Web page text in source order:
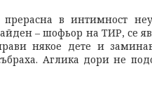
прерасна в интимност
– шофьор на ТИР, се
някое дете и
Аглика дори не